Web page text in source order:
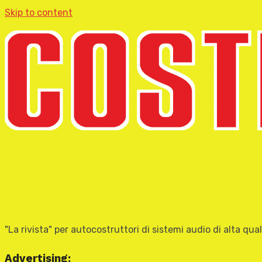
Skip to content
"La rivista" per autocostruttori di sistemi audio di alta
Advertising: